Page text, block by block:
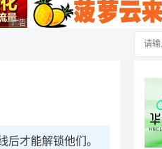
广告 商业广告，理性选择
才能解锁他们。